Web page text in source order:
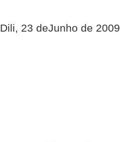
Dili, 23 deJunho de 2009